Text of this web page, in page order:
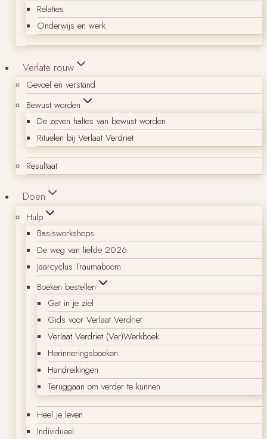
Relaties
Onderwijs en werk
Verlate rouw
Gevoel en verstand
Bewust worden
De zeven haltes van bewust worden
Rituelen bij Verlaat Verdriet
Resultaat
Doen
Hulp
Basisworkshops
De weg van liefde 2026
Jaarcyclus Traumaboom
Boeken bestellen
Gat in je ziel
Gids voor Verlaat Verdriet
Verlaat Verdriet (Ver)Werkboek
Herinneringsboeken
Handreikingen
Teruggaan om verder te kunnen
Heel je leven
Individueel